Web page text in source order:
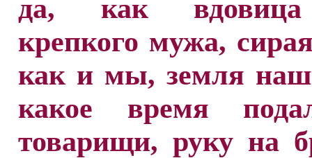
да, как
крепкого мужа,
как и мы, земля
какое время
товарищи, руку на